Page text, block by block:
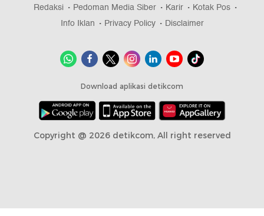
Redaksi Pedoman Media Siber Karir
Kotak Pos
Info Iklan
Privacy Policy Disclaimer
Download aplikasi detikcom
Copyright @ 2026 detikcom, All right reserved